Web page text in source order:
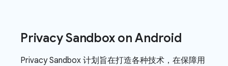
Privacy Sandbox on Android
Privacy Sandbox 计划旨在打造各种技术，在保障用